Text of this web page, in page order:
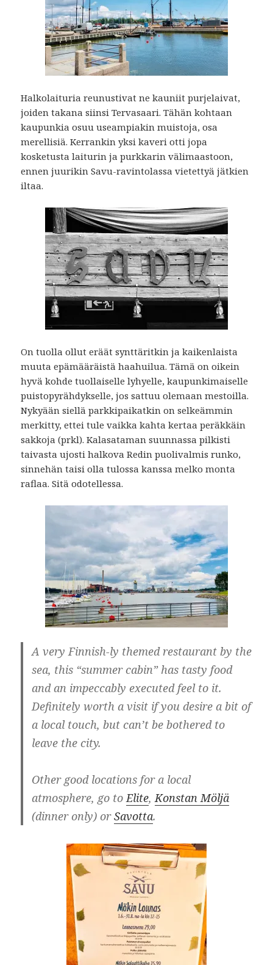
Halkolaituria reunustivat ne kauniit purjelaivat,
joiden takana siinsi Tervasaari. Tähän kohtaan
kaupunkia osuu useampiakin muistoja, osa
merellisiä. Kerrankin yksi kaveri otti jopa
kosketusta laiturin ja purkkarin välimaastoon,
ennen juurikin Savu-ravintolassa vietettyä jätkien
iltaa.
On tuolla ollut eräät synttäritkin ja kaikenlaista
muuta epämääräistä haahuilua. Tämä on oikein
hyvä kohde tuollaiselle lyhyelle, kaupunkimaiselle
puistopyrähdykselle, jos sattuu olemaan mestoilla.
Nykyään siellä parkkipaikatkin on selkeämmin
merkitty, ettei tule vaikka kahta kertaa peräkkäin
sakkoja (prkl). Kalasataman suunnassa pilkisti
taivasta ujosti halkova Redin puolivalmis runko,
sinnehän taisi olla tulossa kanssa melko monta
raflaa. Sitä odotellessa.
A very Finnish-ly themed restaurant by the
sea, this “summer cabin” has tasty food
and an impeccably executed feel to it.
Definitely worth a visit if you desire a bit of
a local touch, but can’t be bothered to
leave the city.
Other good locations for a local
atmosphere, go toElite,Konstan Möljä
(dinner only) orSavotta.